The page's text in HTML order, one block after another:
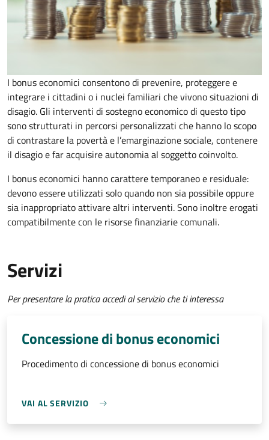
I bonus economici consentono di prevenire, proteggere e
integrare i cittadini o i nuclei familiari che vivono situazioni di
disagio. Gli interventi di sostegno economico di questo tipo
sono strutturati in percorsi personalizzati che hanno lo scopo
di contrastare la povertà e l’emarginazione sociale, contenere
il disagio e far acquisire autonomia al soggetto coinvolto.
I bonus economici hanno carattere temporaneo e residuale:
devono essere utilizzati solo quando non sia possibile oppure
sia inappropriato attivare altri interventi. Sono inoltre erogati
compatibilmente con le risorse finanziarie comunali.
Servizi
Per presentare la pratica accedi al servizio che ti interessa
Concessione di bonus economici
Procedimento di concessione di bonus economici
VAI AL SERVIZIO